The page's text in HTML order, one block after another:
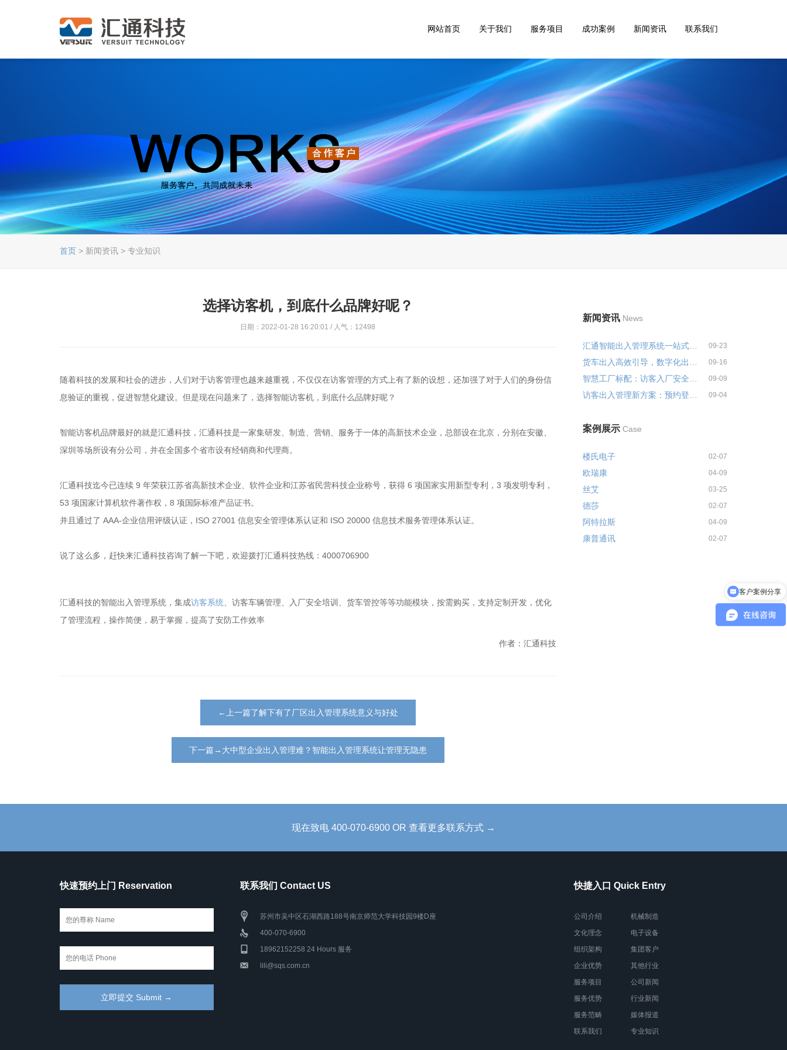
网站首页 关于我们 服务项目 成功案例 新闻资讯 联系我们
首页 > 新闻资讯 > 专业知识
选择访客机，到底什么品牌好呢？
日期：2022-01-28 16:20:01 / 人气：12498
随着科技的发展和社会的进步，人们对于访客管理也越来越重视，不仅仅在访客管理的方式上有了新的设想，还加强了对于人们的身份信
息验证的重视，促进智慧化建设。但是现在问题来了，选择智能访客机，到底什么品牌好呢？
智能访客机品牌最好的就是汇通科技，汇通科技是一家集研发、制造、营销、服务于一体的高新技术企业，总部设在北京，分别在安徽、
深圳等场所设有分公司，并在全国多个省市设有经销商和代理商。
汇通科技迄今已连续 9 年荣获江苏省高新技术企业、软件企业和江苏省民营科技企业称号，获得 6 项国家实用新型专利，3 项发明专利，
53 项国家计算机软件著作权，8 项国际标准产品证书。
并且通过了 AAA-企业信用评级认证，ISO 27001 信息安全管理体系认证和 ISO 20000 信息技术服务管理体系认证。
说了这么多，赶快来汇通科技咨询了解一下吧，欢迎拨打汇通科技热线：4000706900
汇通科技的智能出入管理系统，集成访客系统 、访客车辆管理、入厂安全培训、货车管控等等功能模块，按需购买，支持定制开发，优化
了管理流程，操作简便，易于掌握，提高了安防工作效率
作者：汇通科技
←上一篇了解下有了厂区出入管理系统意义与好处
下一篇→大中型企业出入管理难？智能出入管理系统让管理无隐患
新闻资讯 News
汇通智能出入管理系统一站式解决... 09-23
09-16
09-09
09-04
案例展示 Case
楼氏电子 02-07
欧瑞康 04-09
丝艾 03-25
德莎 02-07
阿特拉斯 04-09
康普通讯 02-07
现在致电 400-070-6900 OR 查看更多联系方式 →
快速预约上门 Reservation 联系我们 Contact US
苏州市吴中区石湖西路188号南京师范大学科技园9楼D座
400-070-6900
18962152258 24 Hours 服务
lili@sqs.com.cn
快捷入口 Quick Entry
公司介绍
文化理念
组织架构
企业优势
服务项目
服务优势
服务范畴
联系我们
机械制造
电子设备
集团客户
其他行业
公司新闻
行业新闻
媒体报道
专业知识
客户案例分享